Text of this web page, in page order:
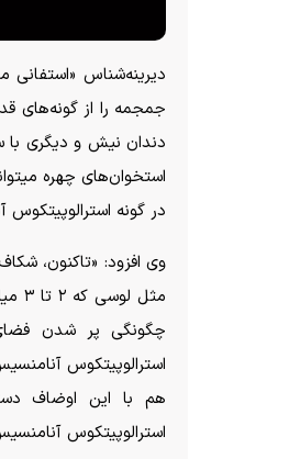
دیرینه‌شناس
جمجمه را از گونه‌های
دندان نیش و دیگری با
استخوان‌های چهره
در گونه
چگونگی پر شدن
استرالوپیتکوس
هم با این اوضاف
استرالوپیتکوس